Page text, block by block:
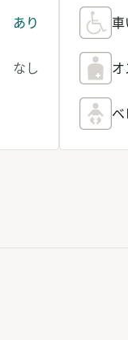
あり
なし
車